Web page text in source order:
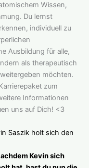
Wissen,
Du lernst
individuell zu
Ausbildung für alle,
als therapeutisch
möchten.
zum
Informationen
uns auf Dich! <3
Saszik holt sich den
Kevin sich